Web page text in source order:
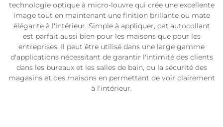
technologie optique à micro-louvre qui crée une excellente
image tout en maintenant une finition brillante ou mate
élégante à l'intérieur. Simple à appliquer, cet autocollant
est parfait aussi bien pour les maisons que pour les
entreprises. Il peut être utilisé dans une large gamme
d'applications nécessitant de garantir l'intimité des clients
dans les bureaux et les salles de bain, ou la sécurité des
magasins et des maisons en permettant de voir clairement
à l'intérieur.